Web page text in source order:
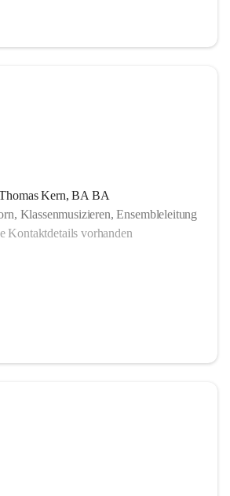
Kern, BA BA
Klassenmusizieren, Ensembleleitung
Kontaktdetails vorhanden